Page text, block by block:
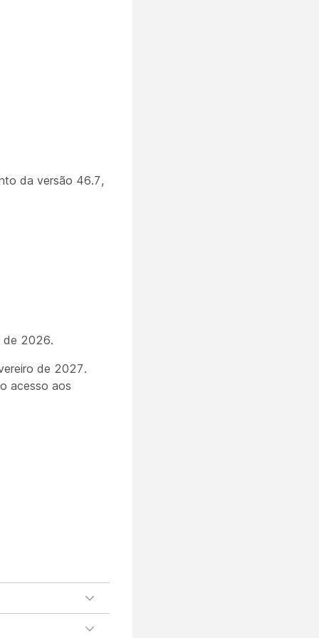
da versão 46.7,
de 2026.
de 2027.
acesso aos